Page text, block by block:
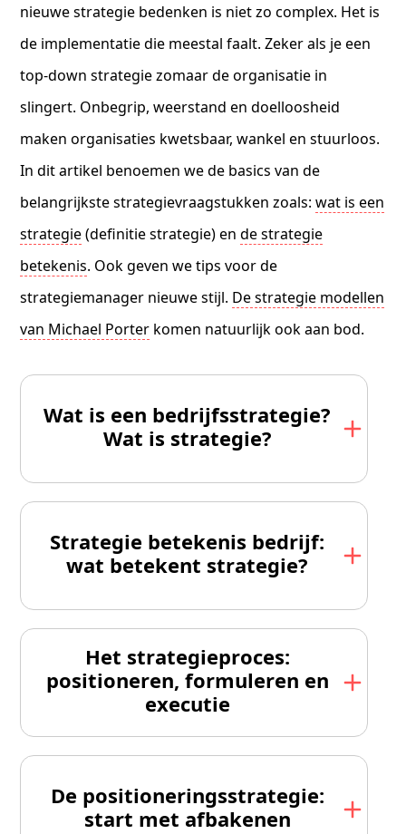
nieuwe strategie bedenken is niet zo complex. Het is
de implementatie die meestal faalt. Zeker als je een
top-down strategie zomaar de organisatie in
slingert. Onbegrip, weerstand en doelloosheid
maken organisaties kwetsbaar, wankel en stuurloos.
In dit artikel benoemen we de basics van de
belangrijkste strategievraagstukken zoals:wat is een
strategie(definitie strategie) ende strategie
betekenis. Ook geven we tips voor de
strategiemanager nieuwe stijl. De strategie modellen
van Michael Porter komen natuurlijk ook aan bod.
Wat is een bedrijfsstrategie?
Wat is strategie?
Strategie betekenis bedrijf:
wat betekent strategie?
Het strategieproces:
positioneren, formuleren en
executie
De positionerings­strategie:
start met afbakenen